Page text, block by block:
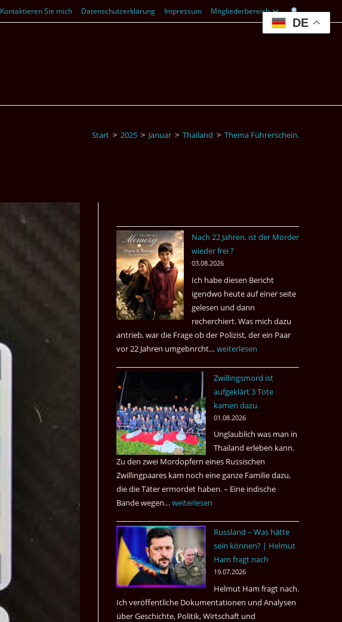
Kontaktieren Sie mich Datenschutzerklärung Impressum Mitgliederbereich
Start > 2025 > Januar > Thailand > Thema Führerschein.
Nach 22 Jahren, ist der Mörder
wieder frei ?
03.08.2026
Ich habe diesen Bericht
igendwo heute auf einer seite
gelesen und dann
recherchiert. Was mich dazu
antrieb, war die Frage ob der Polizist, der ein Paar
vor 22 Jahren umgebnrcht… Nach
Jahren,
ist
der
Mörder
wieder
frei
?
weiterlesen
Zwillingsmord ist
aufgeklärt 3 Tote
kamen dazu.
01.08.2026
Unglaublich was man in
Thailand erleben kann.
Zu den zwei Mordopfern eines Russischen
Zwillingpaares kam noch eine ganze Familie dazu,
die die Täter ermordet haben. – Eine indische
Bande wegen…Zwillingsmord
aufgeklärt
3
Tote
kamen
weiterlesen
Russland – Was hätte
sein können? | Helmut
Ham fragt nach
19.07.2026
Helmut Ham fragt nach.
Ich veröffentliche Dokumentationen und Analysen
über Geschichte, Politik, Wirtschaft und
DE